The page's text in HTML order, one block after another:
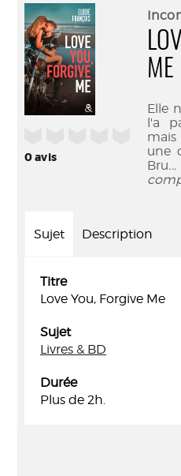
0avis
ME
Elle
l'a
une
Bru
Sujet Description
Titre
Love You, Forgive Me
Sujet
Livres & BD
Durée
Plus de 2h.